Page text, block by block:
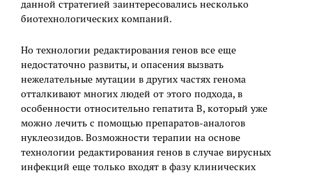
данной стратегией заинтересовались несколько
биотехнологических компаний.
Но технологии редактирования генов все еще
недостаточно развиты, и опасения вызвать
нежелательные мутации в других частях генома
отталкивают многих людей от этого подхода, в
особенности относительно гепатита В, который уже
можно лечить с помощью препаратов-аналогов
нуклеозидов. Возможности терапии на основе
технологии редактирования генов в случае вирусных
инфекций еще только входят в фазу клинических